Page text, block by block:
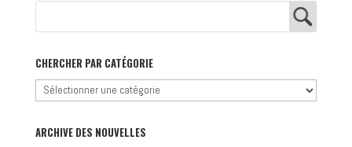
CHERCHER PAR CATÉGORIE
Chercher
catégorie
ARCHIVE DES NOUVELLES